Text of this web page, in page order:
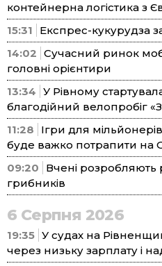
контейнерна логістика з
15:31
Експрес-кукурудза
14:02 Сучасний ринок
головні орієнтири
13:34 У Рівному
благодійний велопробіг
11:28
Ігри для
буде важко потрапити на
09:20
Вчені розробляють
грибників
6 Серпня 2026
19:35 У судах на
через низьку зарплату і